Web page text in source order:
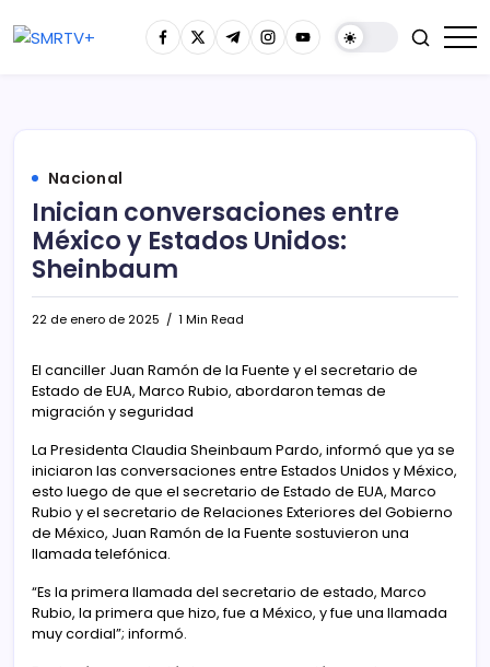
Nacional
Inician conversaciones entre
México y Estados Unidos:
Sheinbaum
22 de enero de 2025 1 Min Read
El canciller Juan Ramón de la Fuente y el secretario de
Estado de EUA, Marco Rubio, abordaron temas de
migración y seguridad
La Presidenta Claudia Sheinbaum Pardo, informó que ya se
iniciaron las conversaciones entre Estados Unidos y México,
esto luego de que el secretario de Estado de EUA, Marco
Rubio y el secretario de Relaciones Exteriores del Gobierno
de México, Juan Ramón de la Fuente sostuvieron una
llamada telefónica.
“Es la primera llamada del secretario de estado, Marco
Rubio, la primera que hizo, fue a México, y fue una llamada
muy cordial”; informó.